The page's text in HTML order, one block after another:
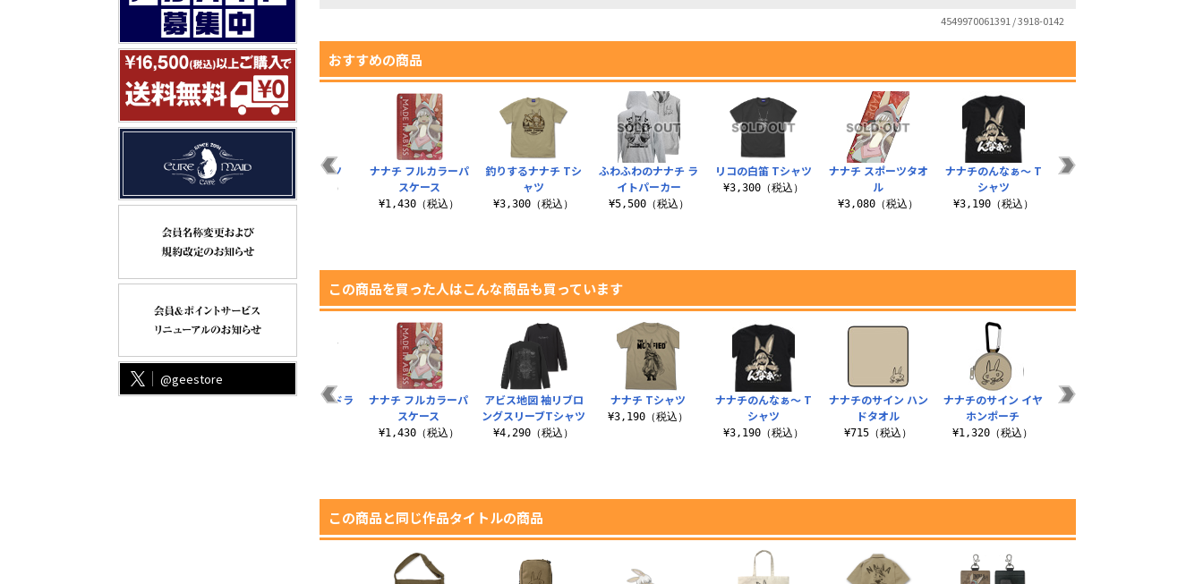
@geestore
4549970061391 / 3918-0142
おすすめの商品
ふわふわのナナチ ラ
イトパーカー
¥5,500（税込）
リコの白笛 Tシャツ
¥3,300（税込）
ナナチ スポーツタオ
ル
¥3,080（税込）
ナナチのんなぁ～ T
シャツ
¥3,190（税込）
ナナチのサイン ステ
ナナチのサイン ハン
ドタオル
¥715（税込）
ナナチ Tシャツ
¥3,190（税込）
ナナチ フルカラーパ
スケース
¥1,430（税込）
釣りするナナチ Tシ
ャツ
¥3,300（税込）
この商品を買った人はこんな商品も買っています
ナナチ Tシャツ
¥3,190（税込）
ナナチのんなぁ～ T
シャツ
¥3,190（税込）
ナナチのサイン ハン
ドタオル
¥715（税込）
ナナチのサイン イヤ
ホンポーチ
¥1,320（税込）
リコさん隊 Tシャツ
プルシュカのカート
ポプテピピックEDM
ナナチのサイン ドラ
ナナチ フルカラーパ
スケース
¥1,430（税込）
アビス地図 袖リブロ
ングスリーブTシャツ
¥4,290（税込）
この商品と同じ作品タイトルの商品